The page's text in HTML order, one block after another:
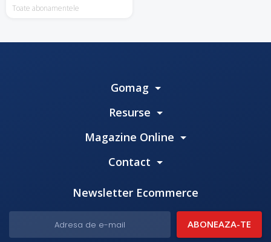
Toate abonamentele
Gomag
Resurse
Magazine Online
Contact
Newsletter Ecommerce